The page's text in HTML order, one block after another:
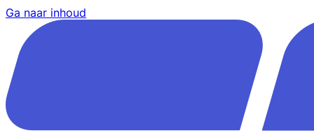
Ga naar inhoud